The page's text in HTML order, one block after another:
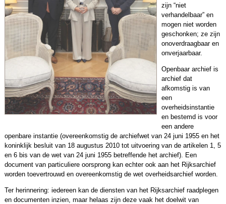
zijn “niet
verhandelbaar” en
mogen niet worden
geschonken; ze zijn
onoverdraagbaar en
onverjaarbaar.
Openbaar archief is
archief dat
afkomstig is van
een
overheidsinstantie
en bestemd is voor
een andere
openbare instantie (overeenkomstig de archiefwet van 24 juni 1955 en het
koninklijk besluit van 18 augustus 2010 tot uitvoering van de artikelen 1, 5
en 6 bis van de wet van 24 juni 1955 betreffende het archief). Een
document van particuliere oorsprong kan echter ook aan het Rijksarchief
worden toevertrouwd en overeenkomstig de wet overheidsarchief worden.
Ter herinnering: iedereen kan de diensten van het Rijksarchief raadplegen
en documenten inzien, maar helaas zijn deze vaak het doelwit van